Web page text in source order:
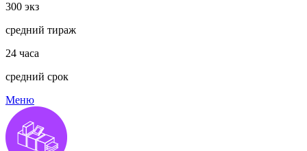
300 экз
средний тираж
24 часа
средний срок
Меню